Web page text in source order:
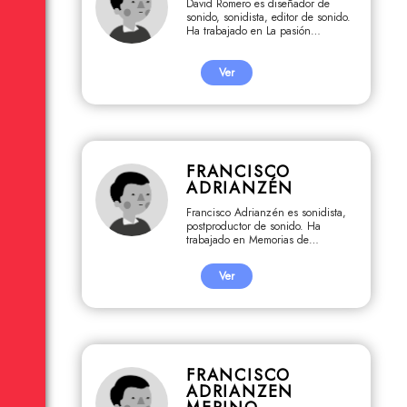
David Romero es diseñador de
sonido, sonidista, editor de sonido.
Ha trabajado en La pasión
Desde el lado del corazón, El
rincón de los inocentes.
Ver
FRANCISCO
ADRIANZÉN
Francisco Adrianzén es sonidista,
postproductor de sonido. Ha
trabajado en Memorias de
inocentes, Amores desesperados.
Ver
FRANCISCO
ADRIANZEN